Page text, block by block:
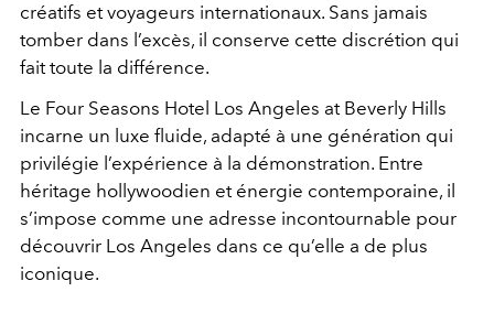
créatifs et voyageurs internationaux. Sans jamais
tomber dans l’excès, il conserve cette discrétion qui
fait toute la différence.
Le Four Seasons Hotel Los Angeles at Beverly Hills
incarne un luxe fluide, adapté à une génération qui
privilégie l’expérience à la démonstration. Entre
héritage hollywoodien et énergie contemporaine, il
s’impose comme une adresse incontournable pour
découvrir Los Angeles dans ce qu’elle a de plus
iconique.